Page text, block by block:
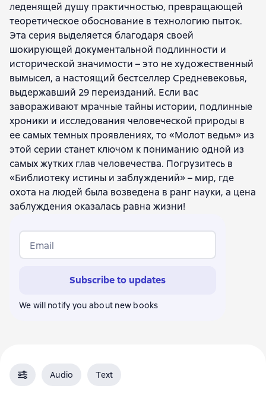
леденящей душу практичностью, превращающей
теоретическое обоснование в технологию пыток.
Эта серия выделяется благодаря своей
шокирующей документальной подлинности и
исторической значимости – это не художественный
вымысел, а настоящий бестселлер Средневековья,
выдержавший 29 переизданий. Если вас
завораживают мрачные тайны истории, подлинные
хроники и исследования человеческой природы в
ее самых темных проявлениях, то «Молот ведьм» из
этой серии станет ключом к пониманию одной из
самых жутких глав человечества. Погрузитесь в
«Библиотеку истины и заблуждений» – мир, где
охота на людей была возведена в ранг науки, а цена
заблуждения оказалась равна жизни!
Email
Subscribe to updates
We will notify you about new books
Audio Text